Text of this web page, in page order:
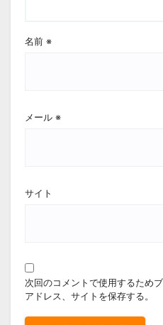
名前 ※
メール ※
サイト
次回のコメントで使用するため
アドレス、サイトを保存する。